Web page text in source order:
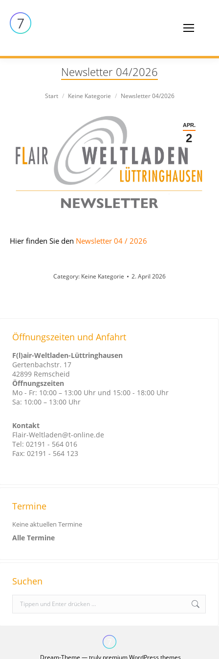
Newsletter 04/2026
Sie befinden sich hier:
Start Keine Kategorie Newsletter 04/2026
APR.
2
Hier finden Sie den Newsletter 04 / 2026
Category: Keine Kategorie 2. April 2026
Öffnungszeiten und Anfahrt
F(l)air-Weltladen-Lüttringhausen
Gertenbachstr. 17
42899 Remscheid
Öffnungszeiten
Mo - Fr: 10:00 – 13:00 Uhr und 15:00 - 18:00 Uhr
Sa: 10:00 – 13:00 Uhr
Kontakt
Flair-Weltladen@t-online.de
Tel: 02191 - 564 016
Fax: 02191 - 564 123
Termine
Keine aktuellen Termine
Alle Termine
Suchen
e
Dream-Theme — truly premium WordPress themes